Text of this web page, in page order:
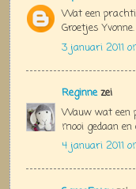
Wat een
Groetjes Yvonne.
3 januari 2011
Reginnezei
Wauw wat een
mooi gedaan
4 januari 2011